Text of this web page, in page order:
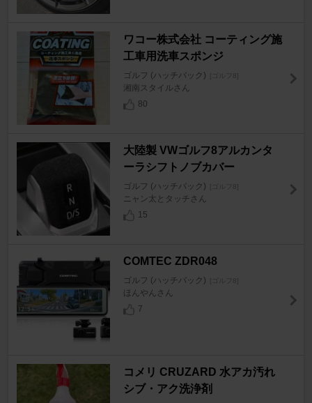
ワコー株式会社 コーティング施
工車用洗車スポンジ
ゴルフ (ハッチバック) [ゴルフ8]
湘南スタイルさん
80
大陸製 VWゴルフ8アルカンタ
ーラシフトノブカバー
ゴルフ (ハッチバック) [ゴルフ8]
ニャン太とタッチさん
15
COMTEC ZDR048
ゴルフ (ハッチバック) [ゴルフ8]
ほんやんさん
7
コメリ CRUZARD 水アカ汚れ
シブ・アク洗浄剤